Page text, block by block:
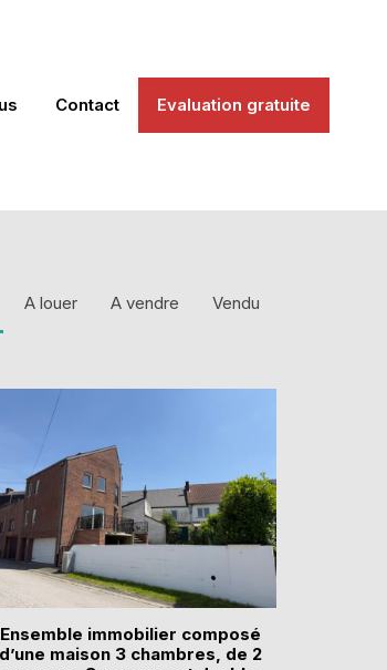
Contact Evaluation gratuite
A louer A vendre Vendu
Ensemble immobilier composé
d’une maison 3 chambres, de 2